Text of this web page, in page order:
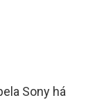
Sony há